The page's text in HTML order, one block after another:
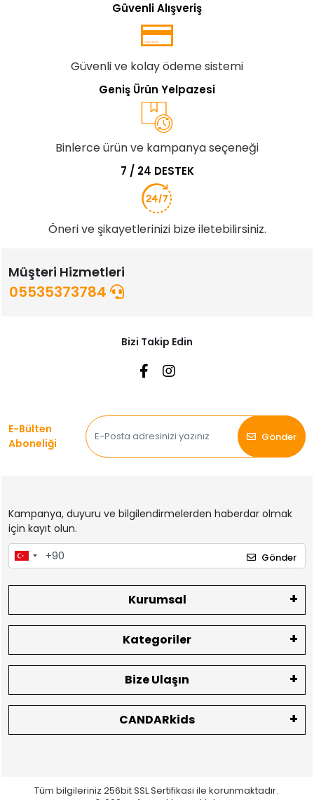
Güvenli Alışveriş
Güvenli ve kolay ödeme sistemi
Geniş Ürün Yelpazesi
Binlerce ürün ve kampanya seçeneği
7 / 24 DESTEK
Öneri ve şikayetlerinizi bize iletebilirsiniz.
Müşteri Hizmetleri
05535373784
Bizi Takip Edin
E-Bülten
Aboneliği
Gönder
Kampanya, duyuru ve bilgilendirmelerden haberdar olmak
için kayıt olun.
Gönder
Kurumsal
Kategoriler
Bize Ulaşın
CANDARkids
Tüm bilgileriniz 256bit SSL Sertifikası ile korunmaktadır.